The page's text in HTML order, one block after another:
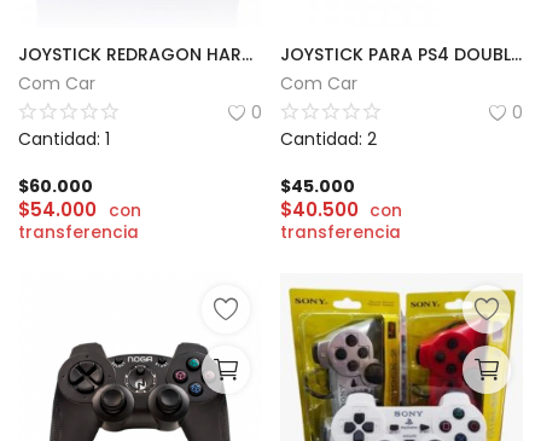
JOYSTICK REDRAGON HARROW INALÁMBRICO PC/PS3
Com Car
0
Cantidad: 1
$60.000
$54.000 con
transferencia
JOYSTICK PARA PS4 DOUBLE MOTOR VIBRATION
Com Car
0
Cantidad: 2
$45.000
$40.500 con
transferencia